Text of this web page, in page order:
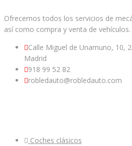
Ofrecemos todos los servicios de
así como compra y venta de
Calle Miguel de Unamuno, 10,
Madrid
918 99 52 82
robledauto@robledauto.com
Coches clásicos